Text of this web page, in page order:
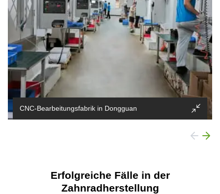
CNC-Bearbeitungsfabrik in Dongguan
Produktionskapazität Über 50 CNC-Fräsmaschinen
Erfolgreiche Fälle in der
Zahnradherstellung